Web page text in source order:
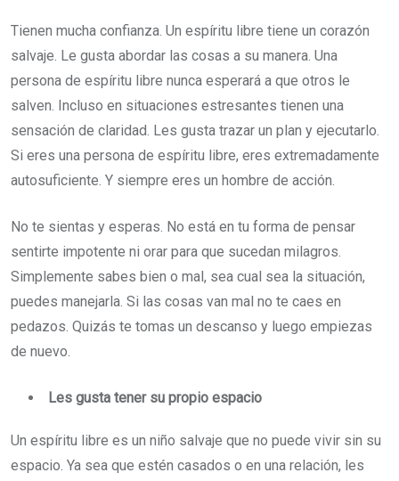
Tienen mucha confianza. Un espíritu libre tiene un corazón
salvaje. Le gusta abordar las cosas a su manera. Una
persona de espíritu libre nunca esperará a que otros le
salven. Incluso en situaciones estresantes tienen una
sensación de claridad. Les gusta trazar un plan y ejecutarlo.
Si eres una persona de espíritu libre, eres extremadamente
autosuficiente. Y siempre eres un hombre de acción.
No te sientas y esperas. No está en tu forma de pensar
sentirte impotente ni orar para que sucedan milagros.
Simplemente sabes bien o mal, sea cual sea la situación,
puedes manejarla. Si las cosas van mal no te caes en
pedazos. Quizás te tomas un descanso y luego empiezas
de nuevo.
Les gusta tener su propio espacio
Un espíritu libre es un niño salvaje que no puede vivir sin su
espacio. Ya sea que estén casados o en una relación, les